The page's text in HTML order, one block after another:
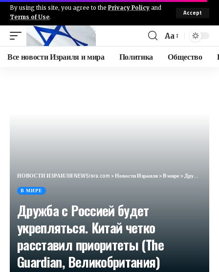
By using this site, you agree to the Privacy Policy and
Terms of Use.
Accept
Aa
Все новости Израиля и мира Политика Общество
НОВОСТИ ИЗРАИЛЯ NEWSisra.com >Новости Израиля>В мире>Дружба с Россией будет укрепляться. Китай четко расставил приоритеты (The Guardian, Великобритания)
В МИРЕ
Дружба с Россией будет
укрепляться. Китай четко
расставил приоритеты (The
Guardian, Великобритания)